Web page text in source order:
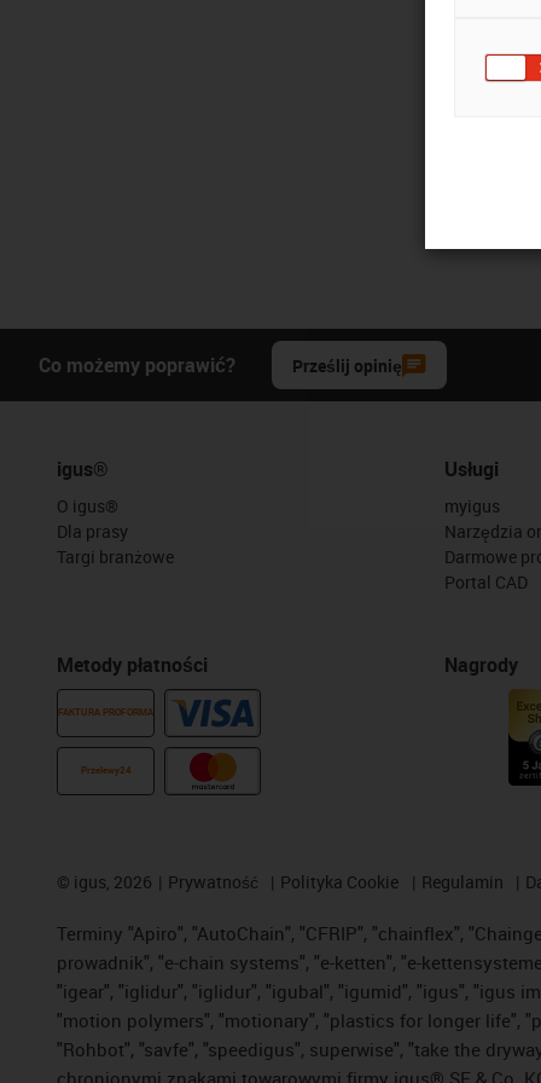
Co możemy poprawić? Prześlij opinię
igus®
O igus®
Dla prasy
Targi branżowe
Metody płatności
FAKTURA PROFORMA
Przelewy24
Usługi
myigus
Narzędzia
Darmowe
Portal CAD
Nagrody
© igus, 2026 Prywatność Polityka Cookie Regulamin
Terminy "Apiro", "AutoChain", "CFRIP", "chainflex",
prowadnik", "e-chain systems", "e-ketten", "e-
"igear", "iglidur", "iglidur", "igubal", "igumid", "igus", "igus
"motion polymers", "motionary", "plastics for longer life",
"Rohbot", "savfe", "speedigus", superwise", "take the
chronionymi znakami towarowymi firmy igus® SE & Co.